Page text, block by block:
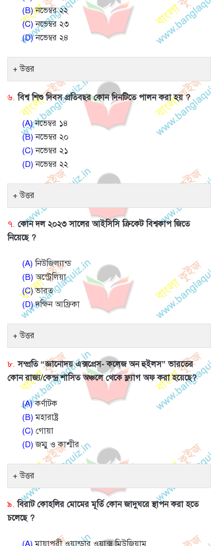
(B)নভেম্বর ২২
(C)নভেম্বর ২৩
(D)নভেম্বর ২৪
উত্তর
৬. বিশ্ব শিশু দিবস প্রতিবছর কোন দিনটিতে পালন করা হয় ?
(A)নভেম্বর ১৪
(B)নভেম্বর ২০
(C)নভেম্বর ২১
(D)নভেম্বর ২২
উত্তর
৭. কোন দল ২০২৩ সালের আইসিসি ক্রিকেট বিশ্বকাপ জিতে
নিয়েছে ?
(A)নিউজিল্যান্ড
(B)অস্ট্রেলিয়া
(C)ভারত
(D)দক্ষিন আফ্রিকা
উত্তর
৮. সম্প্রতি “জ্ঞানোদয় এক্সপ্রেস- কলেজ অন হুইলস” ভারতের
কোন রাজ্য/কেন্দ্র শাসিত অঞ্চলে থেকে ফ্ল্যাগ অফ করা হয়েছে?
(A)কর্ণাটক
(B)মহারাষ্ট্র
(C) গোয়া
(D)জম্মু ও কাশ্মীর
উত্তর
৯. বিরাট কোহলির মোমের মূর্তি কোন জাদুঘরে স্থাপন করা হতে
চলেছে ?
(A)মায়াপুরী ওয়ান্ডার ওয়াক্স মিউজিয়াম